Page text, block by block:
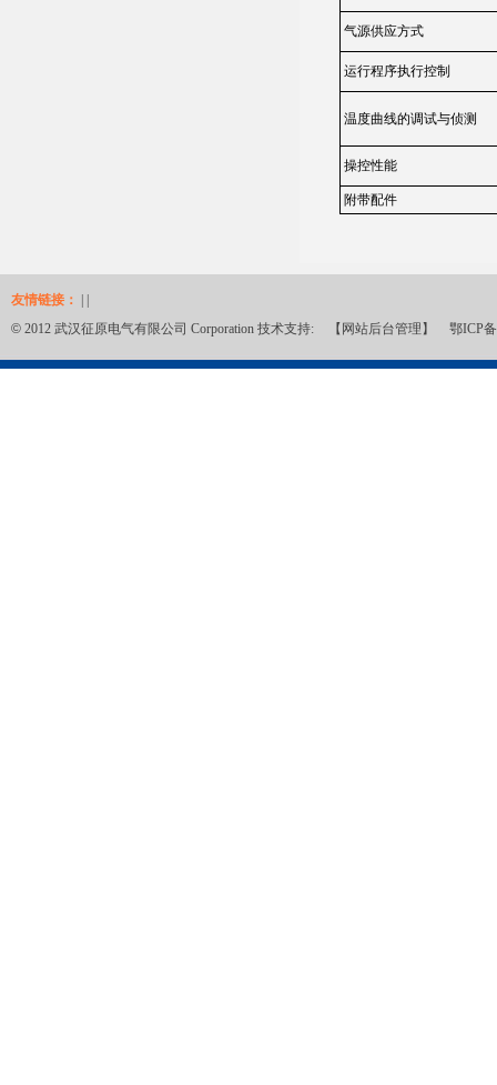
气源供应方式
运行程序执行控制
温度曲线的调试与侦测
操控性能
附带配件
友情链接：
© 2012 武汉征原电气有限公司 Corporation 技术支持: 【网站后台管理】 鄂ICP